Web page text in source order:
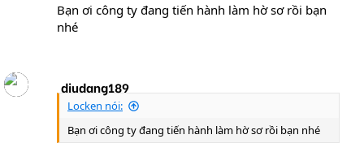
Bạn ơi công ty đang tiến hành làm hờ sơ rồi bạn
nhé
diudang189
Locken nói:
Bạn ơi công ty đang tiến hành làm hờ sơ rồi bạn nhé